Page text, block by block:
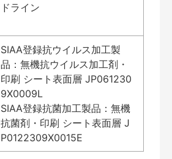
ドライン
SIAA登録抗ウイルス加工製
品：無機抗ウイルス加工剤・
印刷 シート表面層 JP061230
9X0009L
SIAA登録抗菌加工製品：無機
抗菌剤・印刷 シート表面層 J
P0122309X0015E